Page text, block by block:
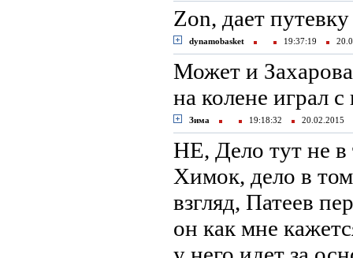
Zon, дает
dynamobasket 19:37:19
Может и
на колене играл
Зима 19:18:32 20.02.2015
НЕ, Дело тут не в
Химок, дело в
взгляд, Патеев
он как мне